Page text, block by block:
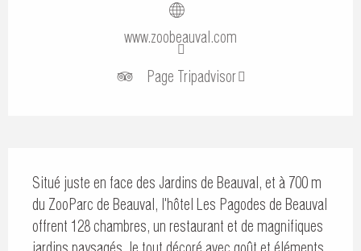
www.zoobeauval.com
Page Tripadvisor
Situé juste en face des Jardins de Beauval, et à 700 m
du ZooParc de Beauval, l'hôtel Les Pagodes de Beauval
offrent 128 chambres, un restaurant et de magnifiques